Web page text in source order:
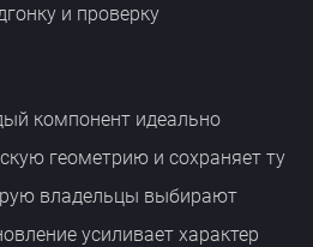
и проверку
компонент идеально
геометрию и сохраняет ту
владельцы выбирают
усиливает характер